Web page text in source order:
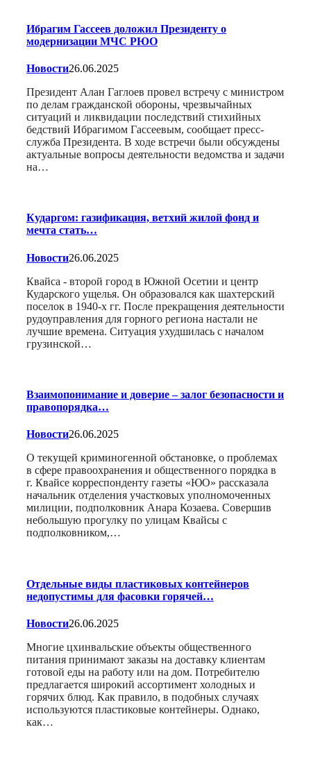
Ибрагим Гассеев доложил Президенту о
модернизации МЧС РЮО
Новости26.06.2025
Президент Алан Гаглоев провел встречу с министром
по делам гражданской обороны, чрезвычайных
ситуаций и ликвидации последствий стихийных
бедствий Ибрагимом Гассеевым, сообщает пресс-
служба Президента. В ходе встречи были обсуждены
актуальные вопросы деятельности ведомства и задачи
на…
Кударгом: газификация, ветхий жилой фонд и
мечта стать…
Новости26.06.2025
Квайса - второй город в Южной Осетии и центр
Кударского ущелья. Он образовался как шахтерский
поселок в 1940-х гг. После прекращения деятельности
рудоуправления для горного региона настали не
лучшие времена. Ситуация ухудшилась с началом
грузинской…
Взаимопонимание и доверие – залог безопасности и
правопорядка…
Новости26.06.2025
О текущей криминогенной обстановке, о проблемах
в сфере правоохранения и общественного порядка в
г. Квайсе корреспонденту газеты «ЮО» рассказала
начальник отделения участковых уполномоченных
милиции, подполковник Анара Козаева. Совершив
небольшую прогулку по улицам Квайсы с
подполковником,…
Отдельные виды пластиковых контейнеров
недопустимы для фасовки горячей…
Новости26.06.2025
Многие цхинвальские объекты общественного
питания принимают заказы на доставку клиентам
готовой еды на работу или на дом. Потребителю
предлагается широкий ассортимент холодных и
горячих блюд. Как правило, в подобных случаях
используются пластиковые контейнеры. Однако,
как…